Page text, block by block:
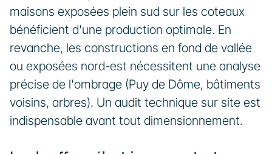
maisons exposées plein sud sur les coteaux
bénéficient d'une production optimale. En
revanche, les constructions en fond de vallée
ou exposées nord-est nécessitent une analyse
précise de l'ombrage (Puy de Dôme, bâtiments
voisins, arbres). Un audit technique sur site est
indispensable avant tout dimensionnement.